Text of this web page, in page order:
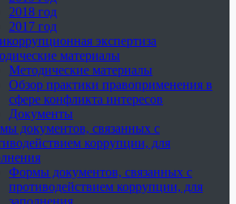
2018 год
2017 год
экспертиза
материалы
Методические материалы
Обзор практики правоприменения в
сфере конфликта интересов
Документы
документов, связанных с
коррупции, для
Формы документов, связанных с
противодействием коррупции, для
заполнения